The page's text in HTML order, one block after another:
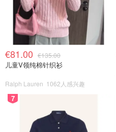
€81.00 €135.00
儿童V领纯棉针织衫
Ralph Lauren 1062人感兴趣
7